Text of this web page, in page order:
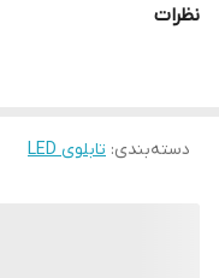
تابلو می تواند در هر
باشیم. با شدت نور بالا این
نظرات
دسته‌بندی: تابلوی LED